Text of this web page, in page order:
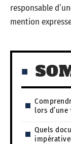
responsable
mention
lors
Quels